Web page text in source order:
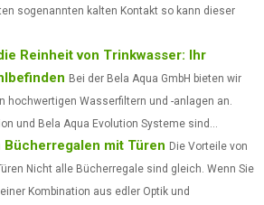
sogenannten kalten Kontakt so kann dieser
Reinheit von Trinkwasser: Ihr
Bei der Bela Aqua GmbH bieten wir
hochwertigen Wasserfiltern und -anlagen an.
und Bela Aqua Evolution Systeme sind...
Bücherregalen mit Türen Die Vorteile von
Nicht alle Bücherregale sind gleich. Wenn Sie
Kombination aus edler Optik und